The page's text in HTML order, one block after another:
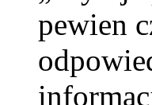
pewien